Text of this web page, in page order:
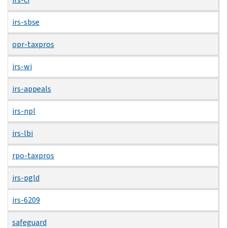
irs-sbse
opr-taxpros
irs-wi
irs-appeals
irs-npl
irs-lbi
rpo-taxpros
irs-pgld
irs-6209
safeguard